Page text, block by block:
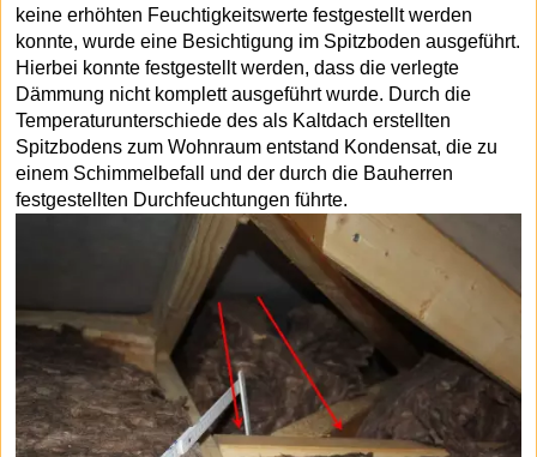
keine erhöhten Feuchtigkeitswerte festgestellt werden
konnte, wurde eine Besichtigung im Spitzboden ausgeführt.
Hierbei konnte festgestellt werden, dass die verlegte
Dämmung nicht komplett ausgeführt wurde. Durch die
Temperaturunterschiede des als Kaltdach erstellten
Spitzbodens zum Wohnraum entstand Kondensat, die zu
einem Schimmelbefall und der durch die Bauherren
festgestellten Durchfeuchtungen führte.